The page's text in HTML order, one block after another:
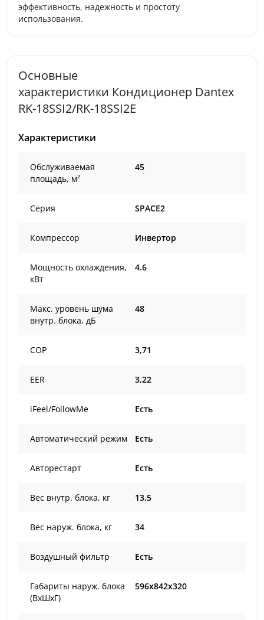
эффективность, надежность и простоту
использования.
Основные
характеристики Кондиционер Dantex
RK-18SSI2/RK-18SSI2E
Характеристики
Обслуживаемая
площадь, м²
45
Серия SPACE2
Компрессор Инвертор
Мощность охлаждения,
кВт
4.6
Макс. уровень шума
внутр. блока, дБ
48
COP 3,71
EER 3,22
iFeel/FollowMe Есть
Автоматический режим Есть
Авторестарт Есть
Вес внутр. блока, кг 13,5
Вес наруж. блока, кг 34
Воздушный фильтр Есть
Габариты наруж. блока
(ВxШxГ)
596x842x320